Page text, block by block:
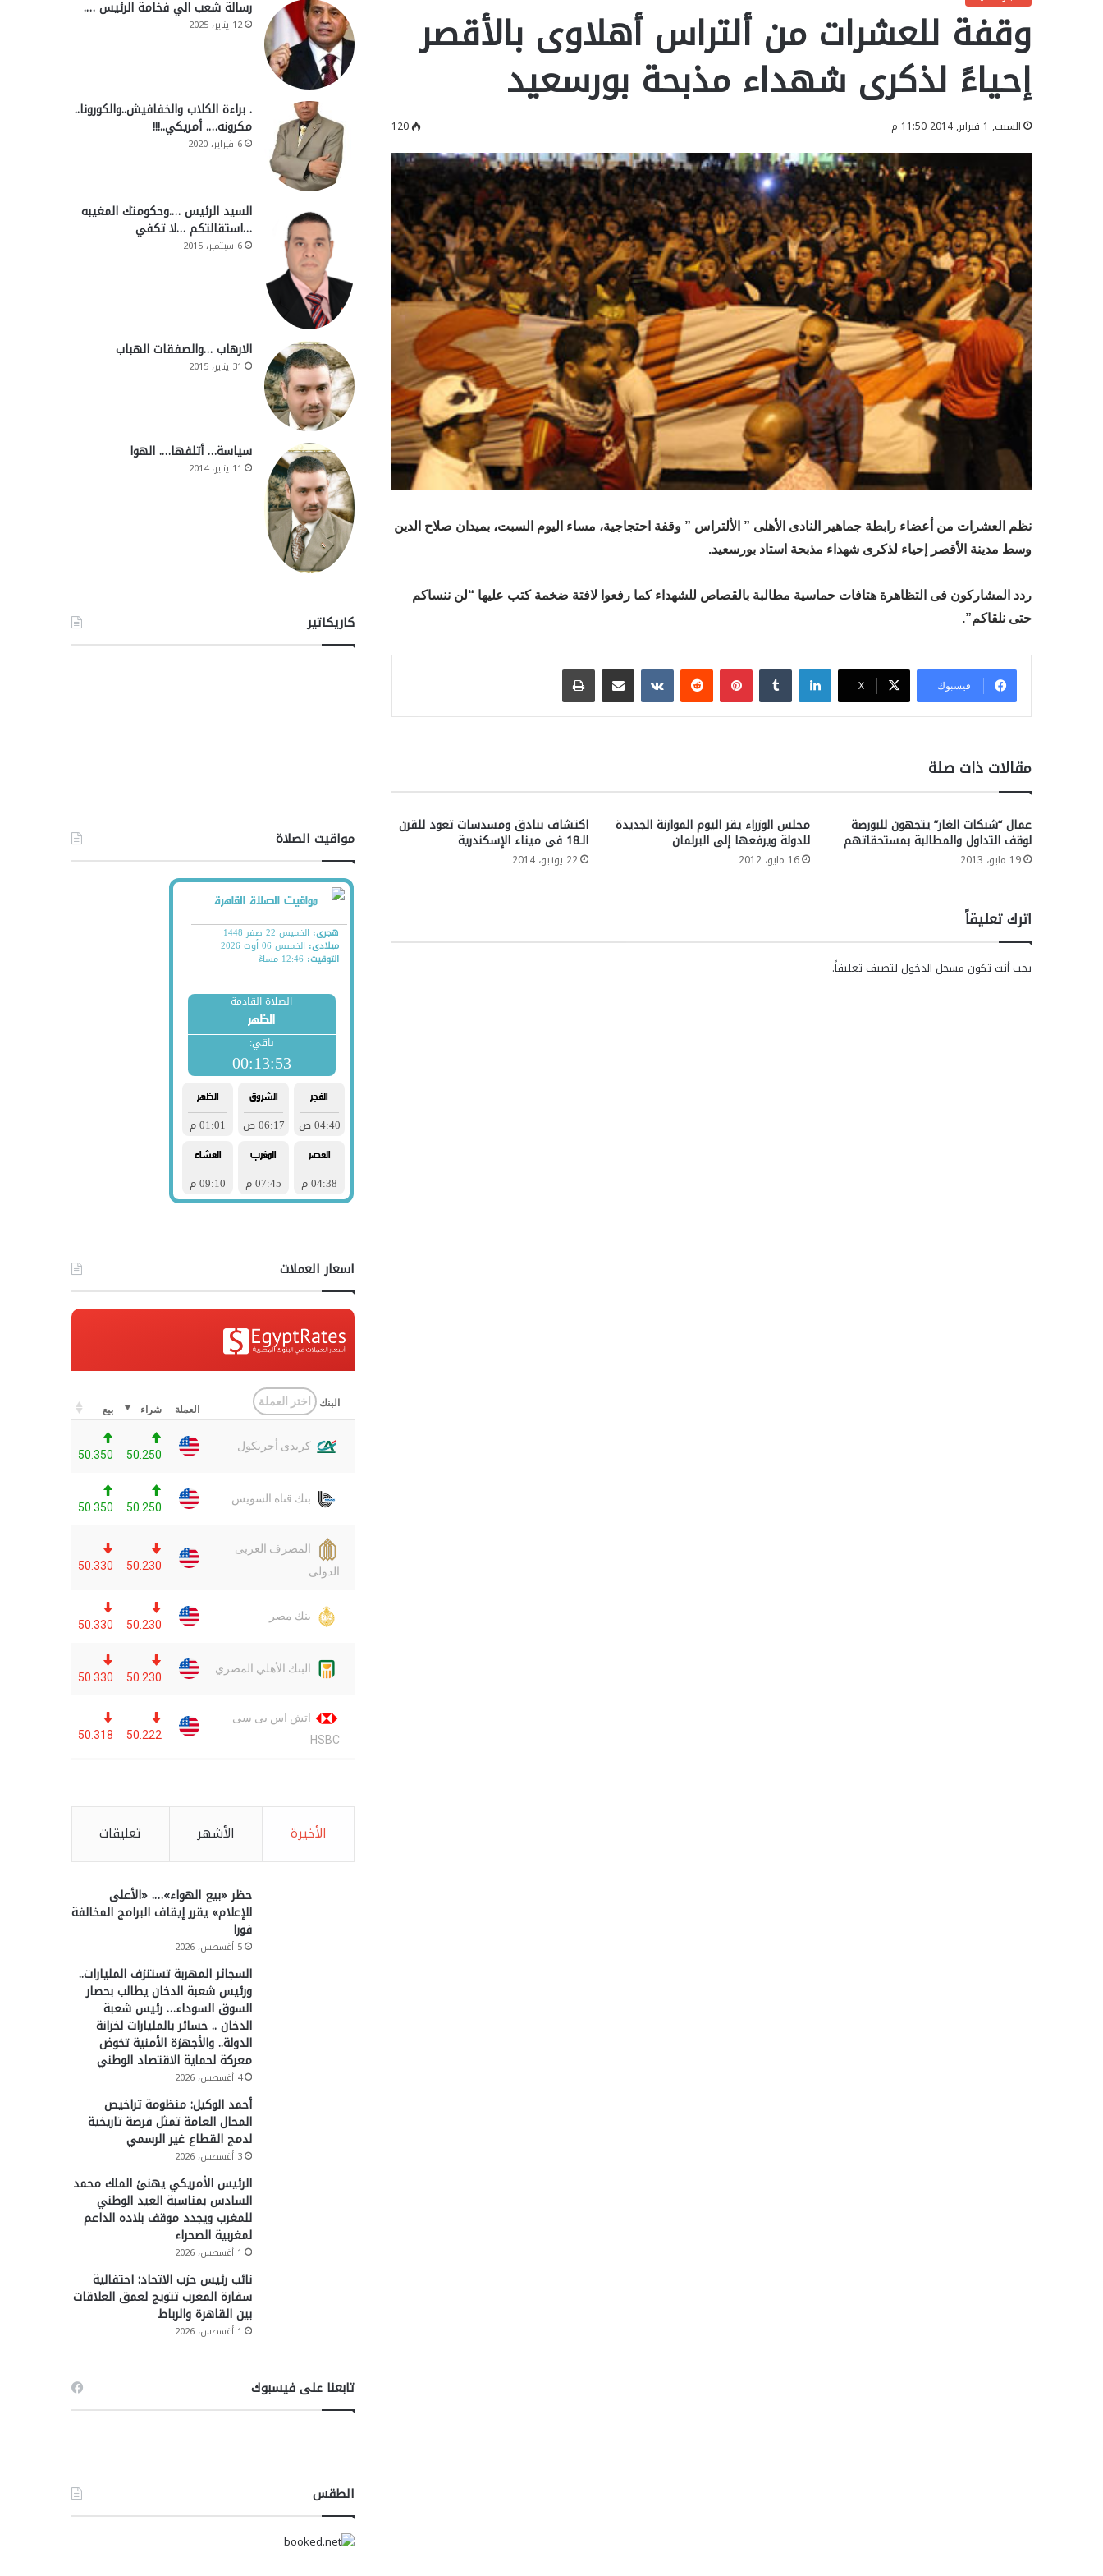
وقفة للعشرات من ألتراس أهلاوى بالأقصر
إحياءً لذكرى شهداء مذبحة بورسعيد
السبت, 1 فبراير, 2014 11:50 م 120
نظم العشرات من أعضاء رابطة جماهير النادى الأهلى ” الألتراس ” وقفة احتجاجية، مساء اليوم السبت، بميدان صلاح الدين
وسط مدينة الأقصر إحياء لذكرى شهداء مذبحة استاد بورسعيد.
ردد المشاركون فى التظاهرة هتافات حماسية مطالبة بالقصاص للشهداء كما رفعوا لافتة ضخمة كتب عليها “لن ننساكم
حتى نلقاكم”.
فيسبوك ‫X
لينكدإن بينتيريست مشاركة عبر البريد طباعة
مقالات ذات صلة
عمال “شبكات الغاز” يتجهون للبورصة
لوقف التداول والمطالبة بمستحقاتهم
19 مايو، 2013
مجلس الوزراء يقر اليوم الموازنة الجديدة
للدولة ويرفعها إلى البرلمان
16 مايو، 2012
اكتشاف بنادق ومسدسات تعود للقرن
الـ18 فى ميناء الإسكندرية
22 يونيو، 2014
اترك تعليقاً
يجب أنت تكون مسجل الدخول لتضيف تعليقاً.
رسالة شعب الي فخامة الرئيس ….
12 يناير، 2025
. براءة الكلاب والخفافيش..والكورونا..
مكرونه…. أمريكي..!!!
6 فبراير، 2020
السيد الرئيس ….وحكومتك المغيبه
…استقالتكم …لا تكفي
6 سبتمبر، 2015
الارهاب …والصفقات الهباب
31 يناير، 2015
سياسة… أتلفها…. الهوا
11 يناير، 2014
كاريكاتير
مواقيت الصلاة
اسعار العملات
الأخيرة الأشهر تعليقات
حظر «بيع الهواء»…. «الأعلى
للإعلام» يقرر إيقاف البرامج المخالفة
فورا
5 أغسطس، 2026
السجائر المهربة تستنزف المليارات..
ورئيس شعبة الدخان يطالب بحصار
السوق السوداء… رئيس شعبة
الدخان .. خسائر بالمليارات لخزانة
الدولة.. والأجهزة الأمنية تخوض
معركة لحماية الاقتصاد الوطني
4 أغسطس، 2026
أحمد الوكيل: منظومة تراخيص
المحال العامة تمثل فرصة تاريخية
لدمج القطاع غير الرسمي
3 أغسطس، 2026
الرئيس الأمريكي يهنئ الملك محمد
السادس بمناسبة العيد الوطني
للمغرب ويجدد موقف بلاده الداعم
لمغربية الصحراء
1 أغسطس، 2026
نائب رئيس حزب الاتحاد: احتفالية
سفارة المغرب تتويج لعمق العلاقات
بين القاهرة والرباط
1 أغسطس، 2026
تابعنا على فيسبوك
الطقس